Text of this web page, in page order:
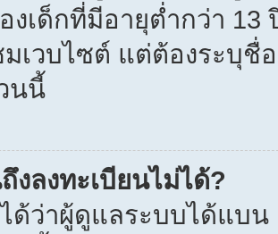
งเด็กที่มีอายุต่ำกว่า
มเวบไซต์ แต่ต้องระบุชื่
นนี้
งลงทะเบียนไม่ได้?
ด้ว่าผู้ดูแลระบบได้แบน